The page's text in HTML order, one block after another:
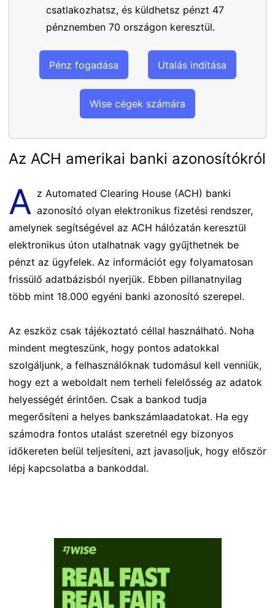
csatlakozhatsz, és küldhetsz pénzt 47
pénznemben 70 országon keresztül.
Pénz fogadása Utalás indítása
Wise cégek számára
Az ACH amerikai banki azonosítókról
A z Automated Clearing House (ACH) banki
azonosító olyan elektronikus fizetési rendszer,
amelynek segítségével az ACH hálózatán keresztül
elektronikus úton utalhatnak vagy gyűjthetnek be
pénzt az ügyfelek. Az információt egy folyamatosan
frissülő adatbázisból nyerjük. Ebben pillanatnyilag
több mint 18.000 egyéni banki azonosító szerepel.
Az eszköz csak tájékoztató céllal használható. Noha
mindent megteszünk, hogy pontos adatokkal
szolgáljunk, a felhasználóknak tudomásul kell venniük,
hogy ezt a weboldalt nem terheli felelősség az adatok
helyességét érintően. Csak a bankod tudja
megerősíteni a helyes bankszámlaadatokat. Ha egy
számodra fontos utalást szeretnél egy bizonyos
időkereten belül teljesíteni, azt javasoljuk, hogy először
lépj kapcsolatba a bankoddal.